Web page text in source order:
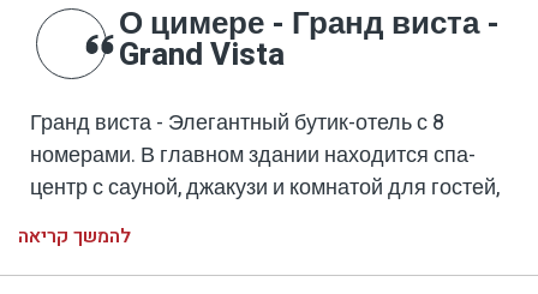
О цимере - Гранд виста -
Grand Vista
Гранд виста - Элегантный бутик-отель с 8
номерами. В главном здании находится спа-
центр с сауной, джакузи и комнатой для гостей,
гостевым залом и кафе. В отеле три бутик-
люкса, расположенные на верхнем уровне
главного здания, и пять каменных домов,
להמשך קריאה